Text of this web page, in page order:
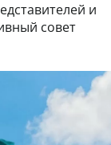
и
совет